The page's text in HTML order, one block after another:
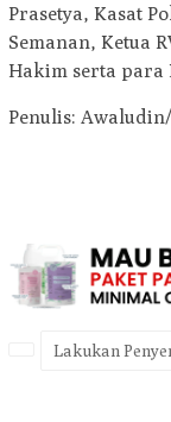
Prasetya, Kasat
Semanan, Ketua
Hakim serta para
Penulis:
Lakukan